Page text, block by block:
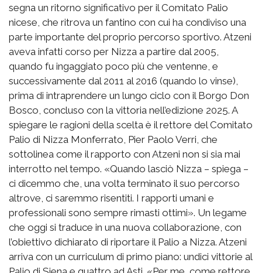
segna un ritorno significativo per il Comitato Palio
nicese, che ritrova un fantino con cui ha condiviso una
parte importante del proprio percorso sportivo. Atzeni
aveva infatti corso per Nizza a partire dal 2005,
quando fu ingaggiato poco più che ventenne, e
successivamente dal 2011 al 2016 (quando lo vinse),
prima di intraprendere un lungo ciclo con il Borgo Don
Bosco, concluso con la vittoria nell’edizione 2025. A
spiegare le ragioni della scelta è il rettore del Comitato
Palio di Nizza Monferrato, Pier Paolo Verri, che
sottolinea come il rapporto con Atzeni non si sia mai
interrotto nel tempo. «Quando lasciò Nizza – spiega –
ci dicemmo che, una volta terminato il suo percorso
altrove, ci saremmo risentiti. I rapporti umani e
professionali sono sempre rimasti ottimi». Un legame
che oggi si traduce in una nuova collaborazione, con
l’obiettivo dichiarato di riportare il Palio a Nizza. Atzeni
arriva con un curriculum di primo piano: undici vittorie al